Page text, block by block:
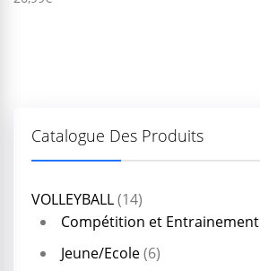
Catalogue Des Produits
VOLLEYBALL(14)
Compétition et Entrainement
Jeune/Ecole(6)